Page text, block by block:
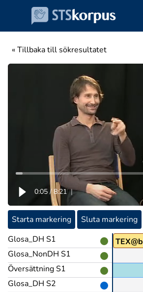
« Tillbaka till sökresultatet
0:05 / 8:21 |
Starta markering Sluta markering
Glosa_DH S1
Glosa_NonDH S1
Översättning S1
Glosa_DH S2
TEX@b